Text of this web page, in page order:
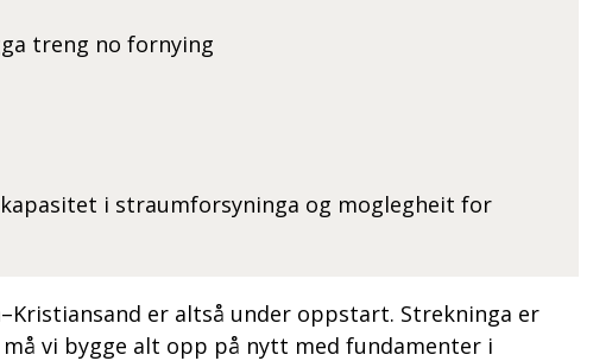
treng no fornying
i straumforsyninga og moglegheit for
er altså under oppstart. Strekninga er
vi bygge alt opp på nytt med fundamenter i